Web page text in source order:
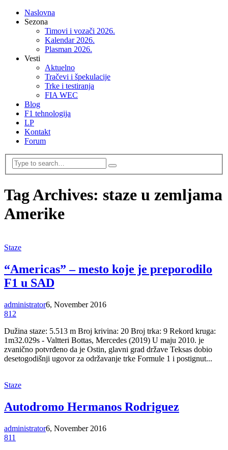
Naslovna
Sezona
Timovi i vozači 2026.
Kalendar 2026.
Plasman 2026.
Vesti
Aktuelno
Tračevi i špekulacije
Trke i testiranja
FIA WEC
Blog
F1 tehnologija
LP
Kontakt
Forum
Tag Archives: staze u zemljama
Amerike
Staze
“Americas” – mesto koje je preporodilo
F1 u SAD
administrator6, November 2016
812
Dužina staze: 5.513 m Broj krivina: 20 Broj trka: 9 Rekord kruga:
1m32.029s - Valtteri Bottas, Mercedes (2019) U maju 2010. je
zvanično potvrđeno da je Ostin, glavni grad države Teksas dobio
desetogodišnji ugovor za održavanje trke Formule 1 i postignut...
Staze
Autodromo Hermanos Rodriguez
administrator6, November 2016
811